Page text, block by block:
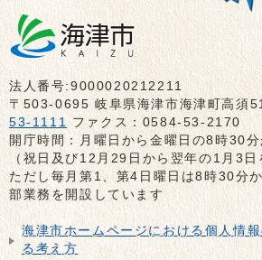
法人番号:9000020212211
〒503-0695 岐阜県海津市海津町高須
53-1111 ファクス：0584-53-2170
開庁時間：月曜日から金曜日の8時30
（祝日及び12月29日から翌年の1月3日
ただし毎月第1、第4日曜日は8時30分
部業務を開設しています
海津市ホームページにおける個人情
る考え方